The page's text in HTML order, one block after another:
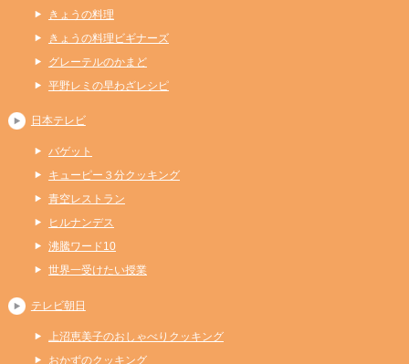
きょうの料理
きょうの料理ビギナーズ
グレーテルのかまど
平野レミの早わざレシピ
日本テレビ
バゲット
キューピー３分クッキング
青空レストラン
ヒルナンデス
沸騰ワード10
世界一受けたい授業
テレビ朝日
上沼恵美子のおしゃべりクッキング
おかずのクッキング